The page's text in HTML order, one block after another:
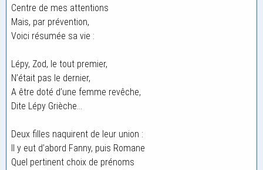
Centre de mes attentions
Mais, par prévention,
Voici résumée sa vie :
Lépy, Zod, le tout premier,
N’était pas le dernier,
A être doté d’une femme revêche,
Dite Lépy Grièche…
Deux filles naquirent de leur union :
Il y eut d’abord Fanny, puis Romane
Quel pertinent choix de prénoms